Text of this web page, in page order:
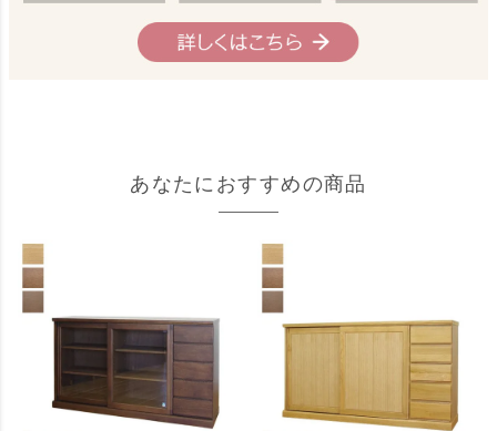
あなたにおすすめの商品